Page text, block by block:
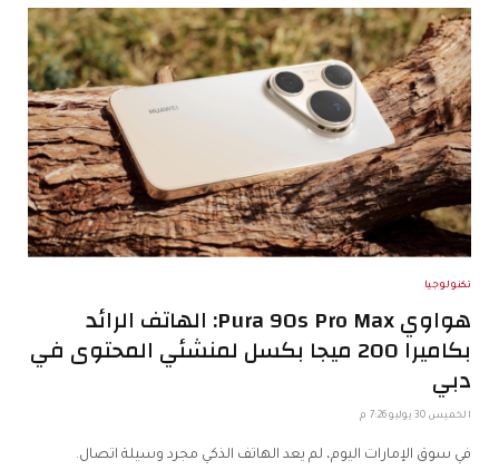
تكنولوجيا
هواوي Pura 90s Pro Max: الهاتف الرائد
بكاميرا 200 ميجا بكسل لمنشئي المحتوى في
دبي
الخميس 30 يوليو 7:26 م
في سوق الإمارات اليوم، لم يعد الهاتف الذكي مجرد وسيلة اتصال.